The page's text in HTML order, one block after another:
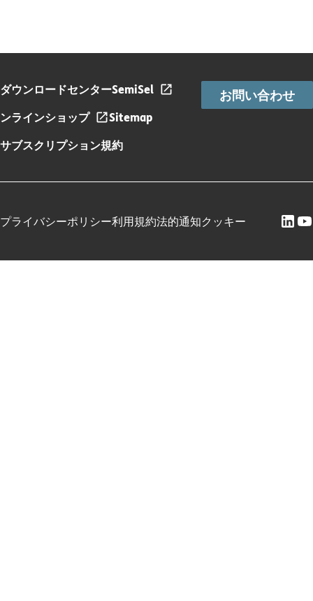
ダウンロードセンターSemiSel
ンラインショップ
Sitemap
サブスクリプション規約
お問い合わせ
プライバシーポリシー利用規約法的通知クッキー